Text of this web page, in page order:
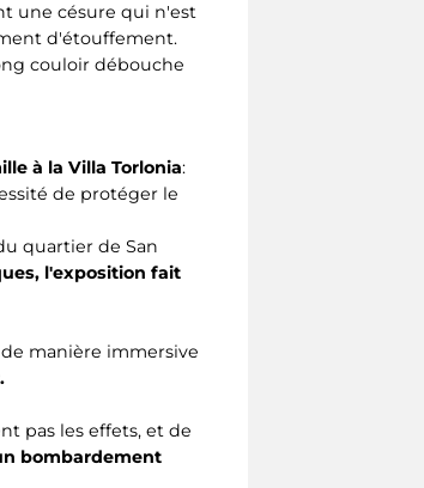
une césure qui n'est
d'étouffement.
couloir débouche
à la Villa Torlonia:
de protéger le
quartier de San
l'exposition fait
manière immersive
pas les effets, et de
bombardement